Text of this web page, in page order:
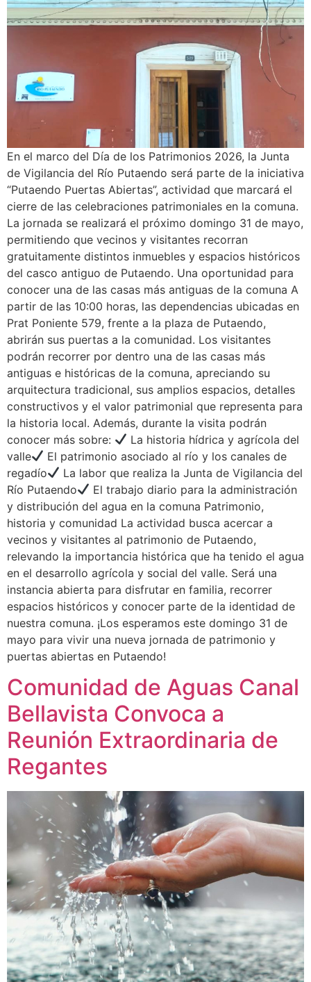
En el marco del Día de los Patrimonios 2026, la Junta
de Vigilancia del Río Putaendo será parte de la iniciativa
“Putaendo Puertas Abiertas”, actividad que marcará el
cierre de las celebraciones patrimoniales en la comuna.
La jornada se realizará el próximo domingo 31 de mayo,
permitiendo que vecinos y visitantes recorran
gratuitamente distintos inmuebles y espacios históricos
del casco antiguo de Putaendo. Una oportunidad para
conocer una de las casas más antiguas de la comuna A
partir de las 10:00 horas, las dependencias ubicadas en
Prat Poniente 579, frente a la plaza de Putaendo,
abrirán sus puertas a la comunidad. Los visitantes
podrán recorrer por dentro una de las casas más
antiguas e históricas de la comuna, apreciando su
arquitectura tradicional, sus amplios espacios, detalles
constructivos y el valor patrimonial que representa para
la historia local. Además, durante la visita podrán
conocer más sobre:
La historia hídrica y agrícola del
valle
El patrimonio asociado al río y los canales de
regadío
La labor que realiza la Junta de Vigilancia del
Río Putaendo
El trabajo diario para la administración
y distribución del agua en la comuna Patrimonio,
historia y comunidad La actividad busca acercar a
vecinos y visitantes al patrimonio de Putaendo,
relevando la importancia histórica que ha tenido el agua
en el desarrollo agrícola y social del valle. Será una
instancia abierta para disfrutar en familia, recorrer
espacios históricos y conocer parte de la identidad de
nuestra comuna. ¡Los esperamos este domingo 31 de
mayo para vivir una nueva jornada de patrimonio y
puertas abiertas en Putaendo!
Comunidad de Aguas Canal
Bellavista Convoca a
Reunión Extraordinaria de
Regantes